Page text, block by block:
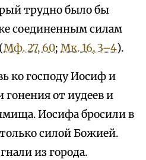
трудно было бы
соединенным силам
Мф. 27, 60; Мк. 16, 3–4).
ко господу Иосиф и
от иудеев и
Иосифа бросили в
силой Божией.
из города.